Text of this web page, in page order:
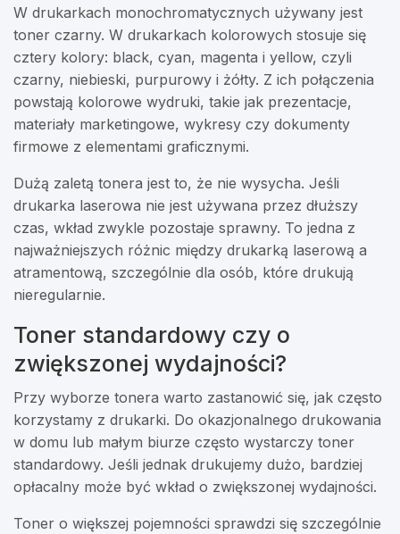
W drukarkach monochromatycznych używany jest
toner czarny. W drukarkach kolorowych stosuje się
cztery kolory: black, cyan, magenta i yellow, czyli
czarny, niebieski, purpurowy i żółty. Z ich połączenia
powstają kolorowe wydruki, takie jak prezentacje,
materiały marketingowe, wykresy czy dokumenty
firmowe z elementami graficznymi.
Dużą zaletą tonera jest to, że nie wysycha. Jeśli
drukarka laserowa nie jest używana przez dłuższy
czas, wkład zwykle pozostaje sprawny. To jedna z
najważniejszych różnic między drukarką laserową a
atramentową, szczególnie dla osób, które drukują
nieregularnie.
Toner standardowy czy o
zwiększonej wydajności?
Przy wyborze tonera warto zastanowić się, jak często
korzystamy z drukarki. Do okazjonalnego drukowania
w domu lub małym biurze często wystarczy toner
standardowy. Jeśli jednak drukujemy dużo, bardziej
opłacalny może być wkład o zwiększonej wydajności.
Toner o większej pojemności sprawdzi się szczególnie